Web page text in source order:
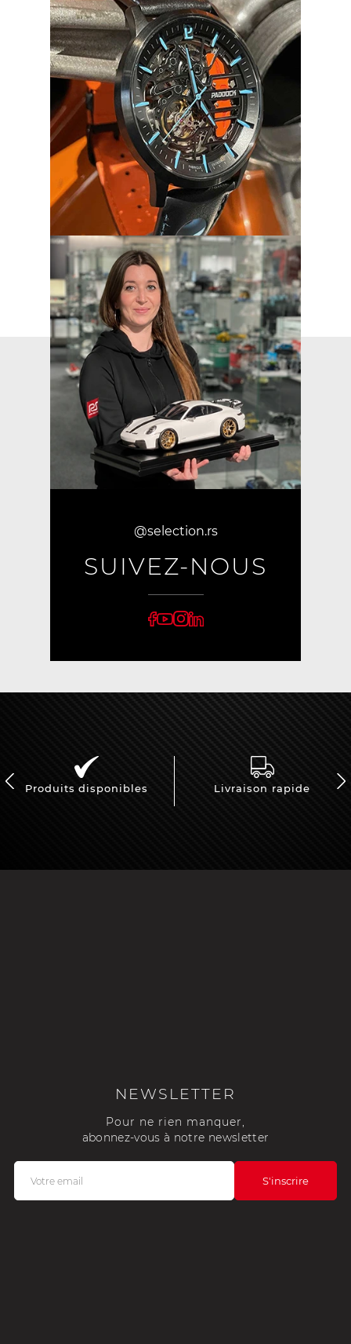
@selection.rs
SUIVEZ-NOUS
Produits disponibles Livraison rapide
NEWSLETTER
Pour ne rien manquer,
abonnez-vous à notre newsletter